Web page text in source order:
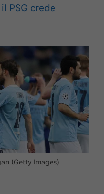
PSG crede
(Getty Images)